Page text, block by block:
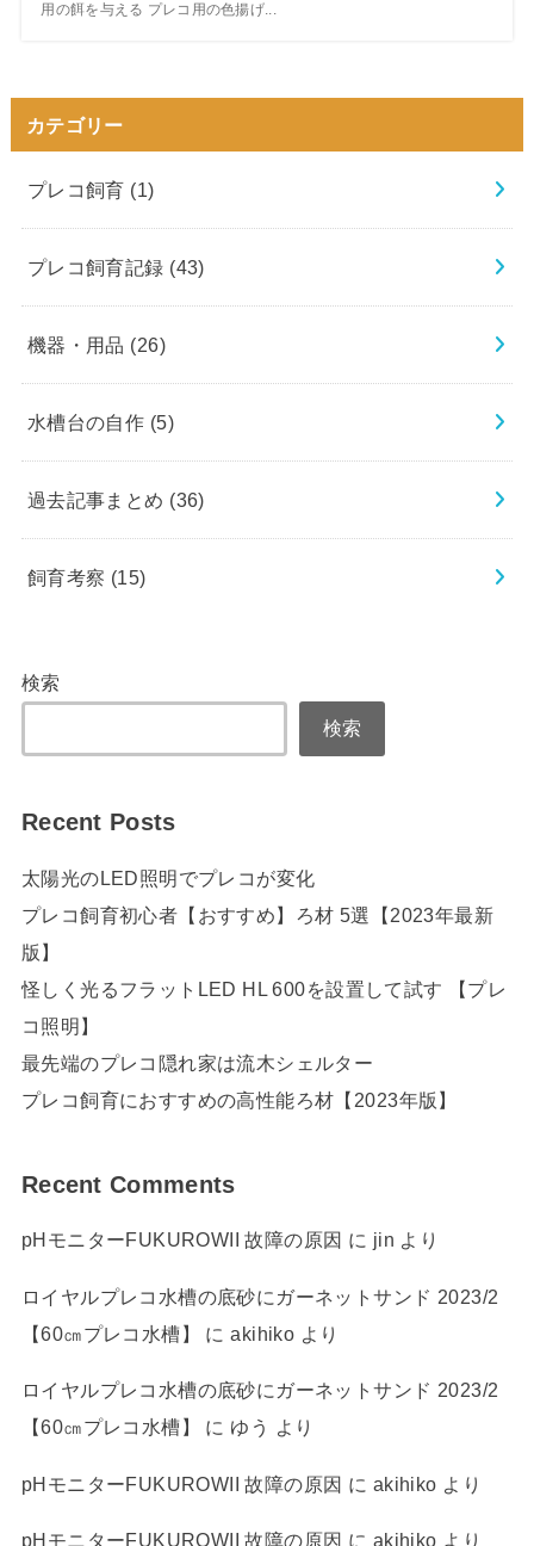
用の餌を与える プレコ用の色揚げ...
カテゴリー
プレコ飼育 (1)
プレコ飼育記録 (43)
機器・用品 (26)
水槽台の自作 (5)
過去記事まとめ (36)
飼育考察 (15)
検索
検索
Recent Posts
太陽光のLED照明でプレコが変化
プレコ飼育初心者【おすすめ】ろ材 5選【2023年最新
版】
怪しく光るフラットLED HL 600を設置して試す 【プレ
コ照明】
最先端のプレコ隠れ家は流木シェルター
プレコ飼育におすすめの高性能ろ材【2023年版】
Recent Comments
pHモニターFUKUROWII 故障の原因 に jin より
ロイヤルプレコ水槽の底砂にガーネットサンド 2023/2
【60㎝プレコ水槽】
にakihiko より
ロイヤルプレコ水槽の底砂にガーネットサンド 2023/2
【60㎝プレコ水槽】
に ゆう より
pHモニターFUKUROWII 故障の原因 に akihiko より
pHモニターFUKUROWII 故障の原因 に akihiko より